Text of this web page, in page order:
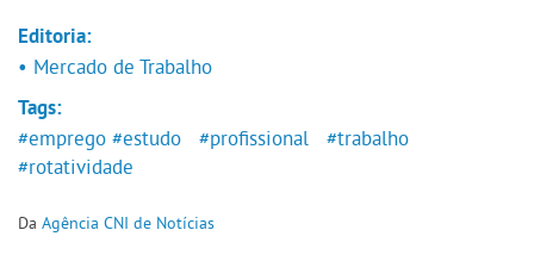
Editoria:
• Mercado de Trabalho
Tags:
#emprego #estudo #profissional
#trabalho
#rotatividade
Da Agência CNI de Notícias